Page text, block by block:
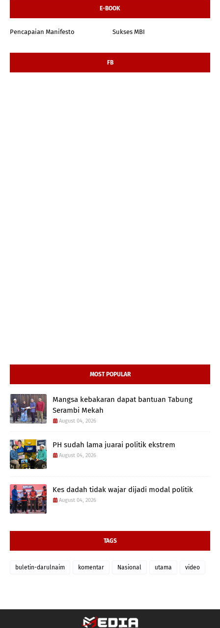
E-BOOK
Pencapaian Manifesto Sukses MBI
FB
MOST POPULAR
Mangsa kebakaran dapat bantuan Tabung
Serambi Mekah
August 04, 2026
PH sudah lama juarai politik ekstrem
August 04, 2026
Kes dadah tidak wajar dijadi modal politik
August 04, 2026
TAGS
buletin-darulnaim komentar Nasional utama video